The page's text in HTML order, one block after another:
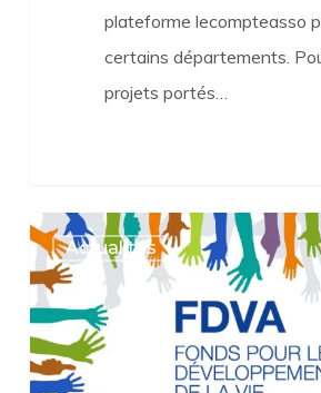
plateforme lecompteasso
certains départements.
projets portés…
Autour
du
FDVA
1
Actualités